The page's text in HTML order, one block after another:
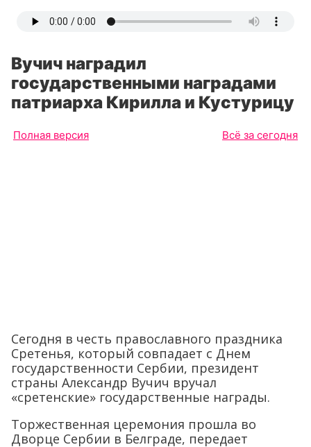
Вучич наградил
государственными наградами
патриарха Кирилла и Кустурицу
Полная версия Всё за сегодня
Сегодня в честь православного праздника
Сретенья, который совпадает с Днем
государственности Сербии, президент
страны Александр Вучич вручал
«сретенские» государственные награды.
Торжественная церемония прошла во
Дворце Сербии в Белграде, передает